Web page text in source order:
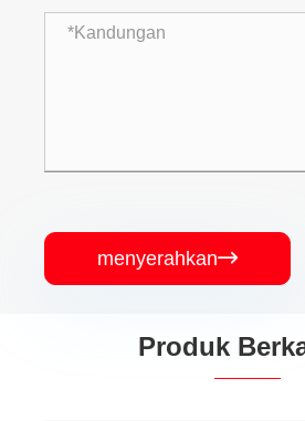
menyerahkan
Produk